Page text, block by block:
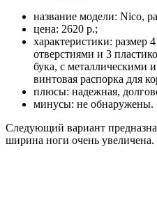
название модели: Nico,
цена: 2620 р.;
характеристики: размер
отверстиями и 3
бука, с металлическими
винтовая распорка для
плюсы: надежная,
минусы: не обнаружены.
Следующий вариант
ширина ноги очень